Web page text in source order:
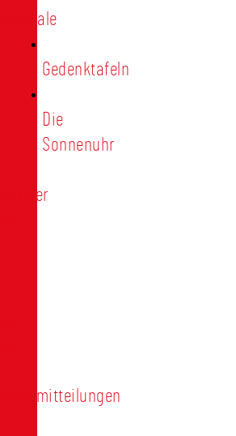
Denkmale
Gedenktafeln
Die
Sonnenuhr
Ratinger
Pressemitteilungen